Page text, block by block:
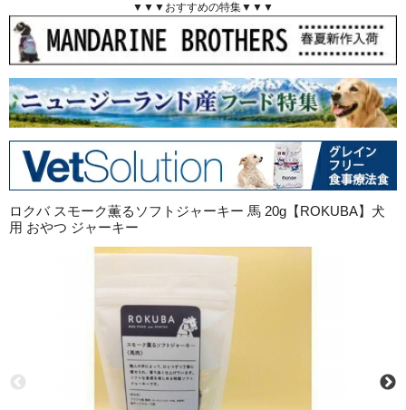
▼▼▼おすすめの特集▼▼▼
ロクバ スモーク薫るソフトジャーキー 馬 20g【ROKUBA】犬
用 おやつ ジャーキー